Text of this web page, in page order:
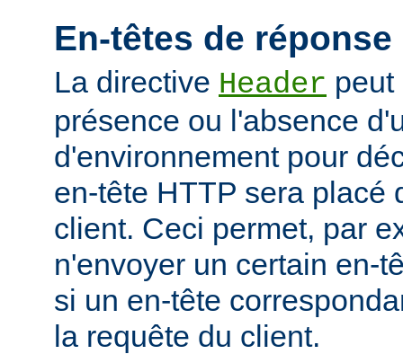
En-têtes de
La directive Header peut
présence ou l'absence
d'environnement pour
en-tête HTTP sera placé
client. Ceci permet, par
n'envoyer un certain en-
si un en-tête
la requête du client.